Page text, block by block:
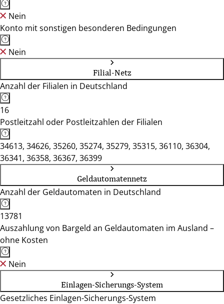
Nein
Konto mit sonstigen besonderen Bedingungen
Nein
Filial-Netz
Anzahl der Filialen in Deutschland
16
Postleitzahl oder Postleitzahlen der Filialen
34613, 34626, 35260, 35274, 35279, 35315, 36110, 36304,
36341, 36358, 36367, 36399
Geldautomatennetz
Anzahl der Geldautomaten in Deutschland
13781
Auszahlung von Bargeld an Geldautomaten im Ausland –
ohne Kosten
Nein
Einlagen-Sicherungs-System
Gesetzliches Einlagen-Sicherungs-System